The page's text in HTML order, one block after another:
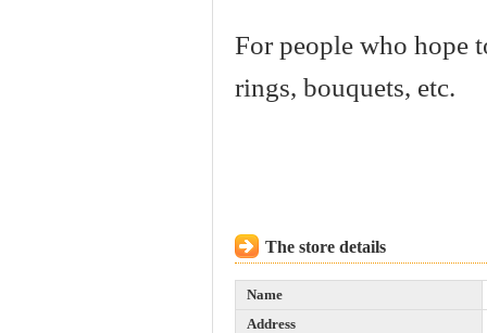
For people who hope
rings, bouquets, etc.
The store details
Name
Address